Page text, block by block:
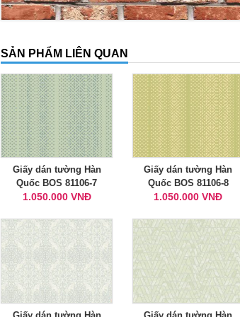
SẢN PHẨM LIÊN QUAN
Giấy dán tường Hàn
Quốc BOS 81106-7
1.050.000 VNĐ
Giấy dán tường Hàn
Quốc BOS 81106-8
1.050.000 VNĐ